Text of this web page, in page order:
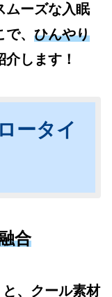
ムーズな入眠
、 ひんやり
します！
ータイ
合
、クール素材